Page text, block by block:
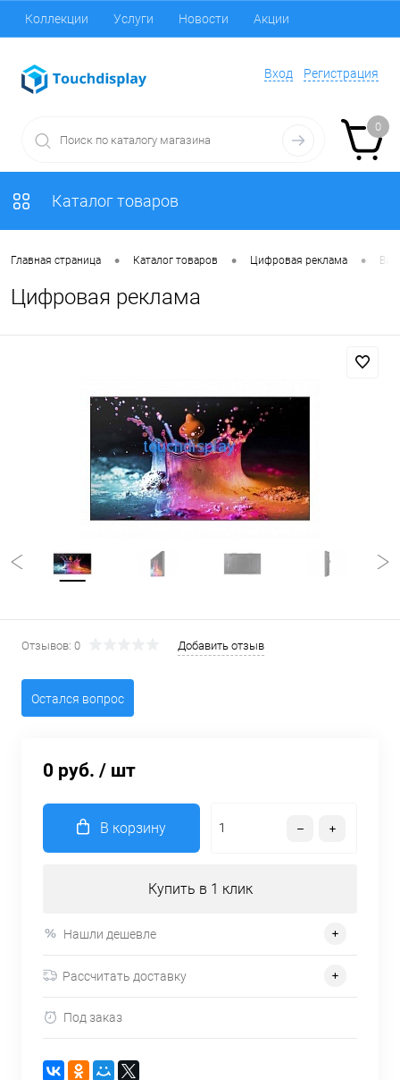
Коллекции Услуги Новости Акции
Вход Регистрация
0
Каталог товаров
Главная страница • Каталог товаров • Цифровая реклама •
Цифровая реклама
Отзывов: 0 Добавить отзыв
Остался вопрос
0 руб. / шт
В корзину
Купить в 1 клик
Нашли дешевле
Рассчитать доставку
Под заказ